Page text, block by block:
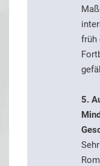
früh
5.